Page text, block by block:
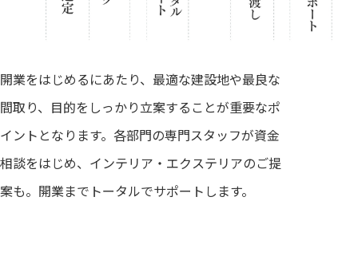
開業をはじめるにあたり、最適な建設地や最良な
間取り、目的をしっかり立案することが重要なポ
イントとなります。各部門の専門スタッフが資金
相談をはじめ、インテリア・エクステリアのご提
案も。開業までトータルでサポートします。